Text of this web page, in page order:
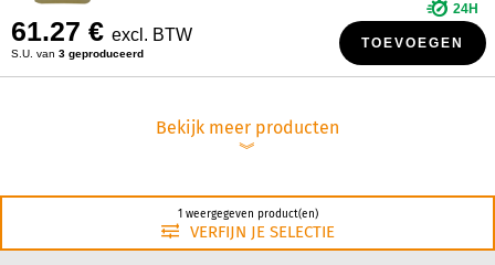
61.27 € excl. BTW
S.U. van 3 geproduceerd
24H
TOEVOEGEN
Bekijk meer producten
︾
1 weergegeven product(en)
VERFIJN JE SELECTIE